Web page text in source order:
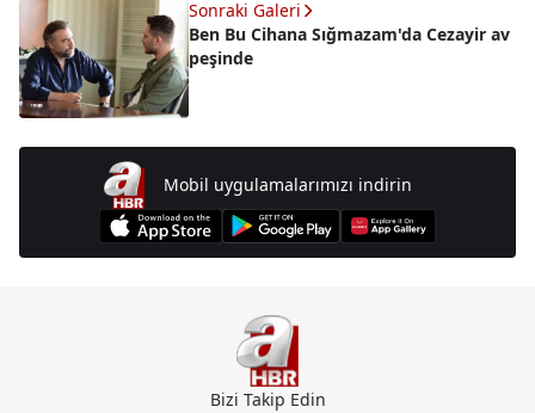
Sonraki Galeri
Ben Bu Cihana Sığmazam'da Cezayir av
peşinde
Mobil uygulamalarımızı indirin
Bizi Takip Edin